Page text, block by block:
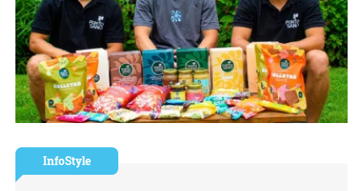
InfoStyle